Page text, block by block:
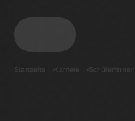
Startseite Karriere Schüler*innen